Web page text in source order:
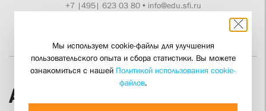
+7 |495| 623 03 80• info@edu.sfi.ru
Абитуриенту
Мы используем cookie-файлы для улучшения
пользовательского опыта и сбора статистики. Вы можете
ознакомиться с нашей Политикой использования cookie-
файлов.